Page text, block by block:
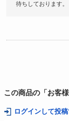
待ちしております。
この商品の「お客
ログインして投